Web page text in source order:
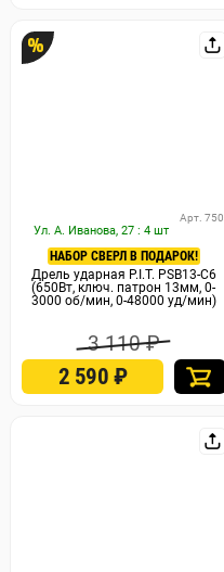
%
Ул. А. Иванова, 27 : 4 шт
Арт. 750
НАБОР СВЕРЛ В ПОДАРОК!
Дрель ударная P.I.T. PSB13-C6
(650Вт, ключ. патрон 13мм, 0-
3000 об/мин, 0-48000 уд/мин)
3 110 ₽
2 590 ₽